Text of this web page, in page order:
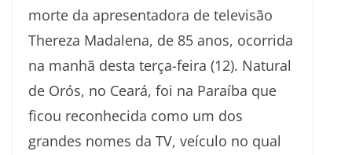
morte da apresentadora de televisão
Thereza Madalena, de 85 anos, ocorrida
na manhã desta terça-feira (12). Natural
de Orós, no Ceará, foi na Paraíba que
ficou reconhecida como um dos
grandes nomes da TV, veículo no qual